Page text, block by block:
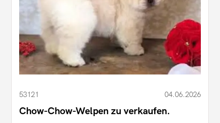
53121 04.06.2026
Chow-Chow-Welpen zu verkaufen.